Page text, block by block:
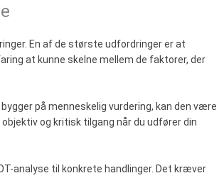
En af de største udfordringer er at
at kunne skelne mellem de faktorer, der
på menneskelig vurdering, kan den være
og kritisk tilgang når du udfører din
analyse til konkrete handlinger. Det kræver